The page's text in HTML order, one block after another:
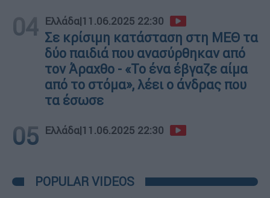
04 Ελλάδα|11.06.2025 22:30
Σε κρίσιμη κατάσταση στη ΜΕΘ τα
δύο παιδιά που ανασύρθηκαν από
τον Άραχθο - «Το ένα έβγαζε αίμα
από το στόμα», λέει ο άνδρας που
τα έσωσε
05 Ελλάδα|11.06.2025 22:30
POPULAR VIDEOS